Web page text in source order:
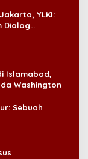
YLKI:
Dialog
Islamabad,
Washington
Sebuah